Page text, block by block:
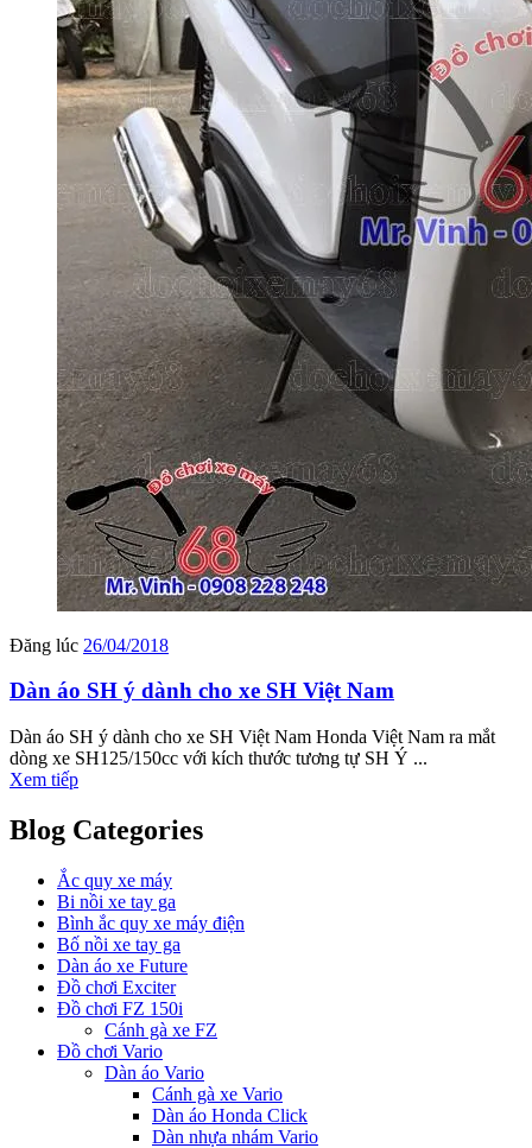
Đăng lúc 26/04/2018
Dàn áo SH ý dành cho xe SH Việt Nam
Dàn áo SH ý dành cho xe SH Việt Nam Honda Việt Nam ra mắt
dòng xe SH125/150cc với kích thước tương tự SH Ý ...
Xem tiếp
Blog Categories
Ắc quy xe máy
Bi nồi xe tay ga
Bình ắc quy xe máy điện
Bố nồi xe tay ga
Dàn áo xe Future
Đồ chơi Exciter
Đồ chơi FZ 150i
Cánh gà xe FZ
Đồ chơi Vario
Dàn áo Vario
Cánh gà xe Vario
Dàn áo Honda Click
Dàn nhựa nhám Vario